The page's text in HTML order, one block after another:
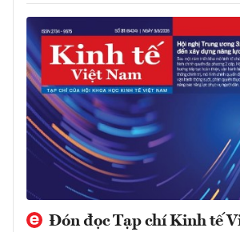
Đón đọc Tạp chí Kinh tế